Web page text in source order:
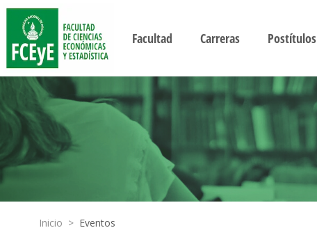
Facultad Carreras Postítulos
Inicio > Eventos